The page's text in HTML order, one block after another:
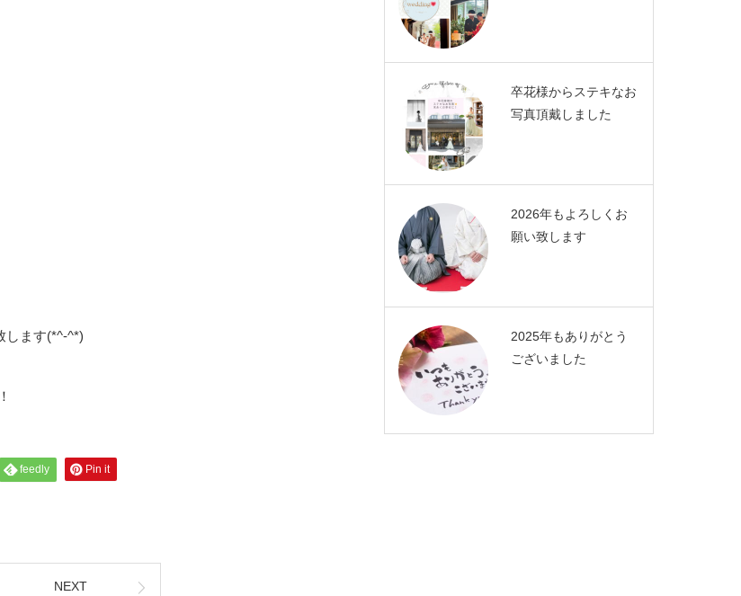
します(*^-^*)
feedly Pin it
NEXT
卒花様からステキなお
写真頂戴しました
2026年もよろしくお
願い致します
2025年もありがとう
ございました